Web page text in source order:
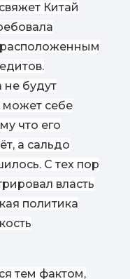
Китай
расположенным
не будут
может себе
что его
а сальдо
С тех пор
власть
политика
тем фактом,